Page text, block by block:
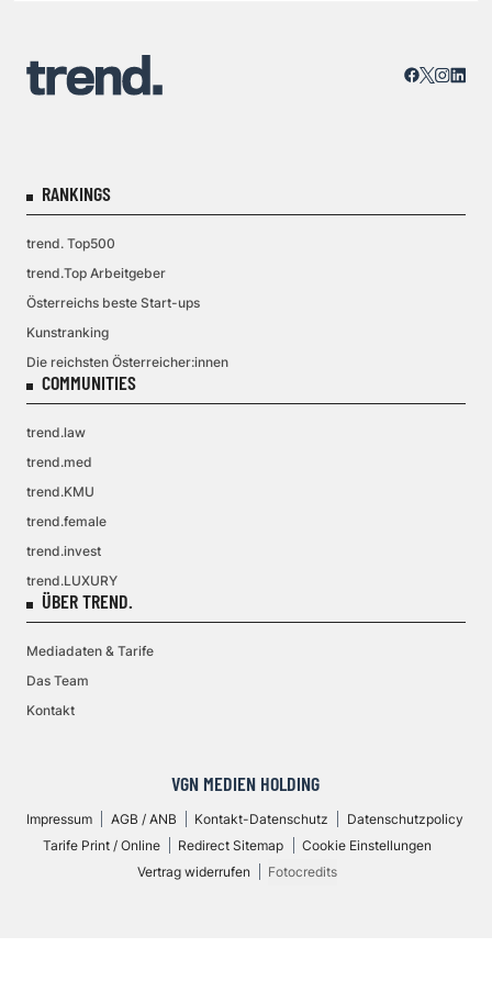
RANKINGS
trend. Top500
trend.Top Arbeitgeber
Österreichs beste Start-ups
Kunstranking
Die reichsten Österreicher:innen
COMMUNITIES
trend.law
trend.med
trend.KMU
trend.female
trend.invest
trend.LUXURY
ÜBER TREND.
Mediadaten & Tarife
Das Team
Kontakt
VGN MEDIEN HOLDING
Impressum AGB / ANB Kontakt-Datenschutz
Datenschutzpolicy
Tarife Print / Online
Redirect Sitemap
Cookie Einstellungen
Vertrag widerrufen
Fotocredits